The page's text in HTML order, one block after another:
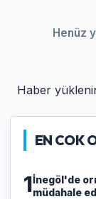
Henüz
Haber
EN COK
1İnegöl'de
müdahale